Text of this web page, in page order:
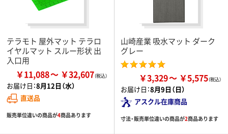
テラモト 屋外マット テラロ
イヤルマット スルー形状 出
入口用
￥11,088 ￥32,607
お届け日：8月12日（水）
直送品
販売単位違いの商品が4商品あります
山崎産業 吸水マット ダーク
グレー
￥3,329 ￥5,575
お届け日：8月9日（日）
アスクル在庫商品
寸法・販売単位違いの商品が2商品あります